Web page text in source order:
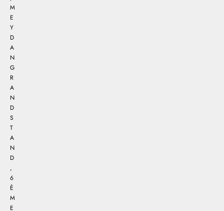
M
E
Y
D
A
N
G
R
A
N
D
S
T
A
N
D
,
6
È
M
E